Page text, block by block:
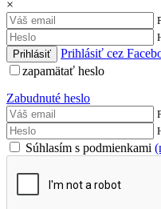
×
Prihlásiť cez
zapamätať heslo
Zabudnuté heslo
Súhlasím s podmienkami